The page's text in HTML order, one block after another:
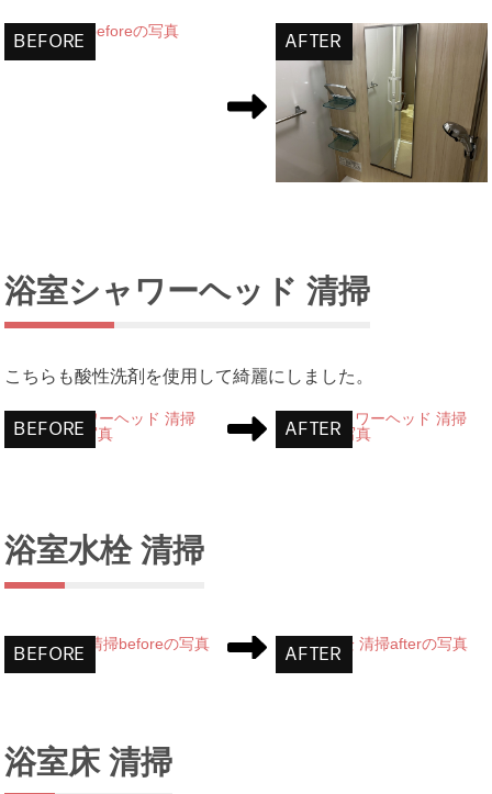
浴室シャワーヘッド 清掃
こちらも酸性洗剤を使用して綺麗にしました。
浴室水栓 清掃
浴室床 清掃